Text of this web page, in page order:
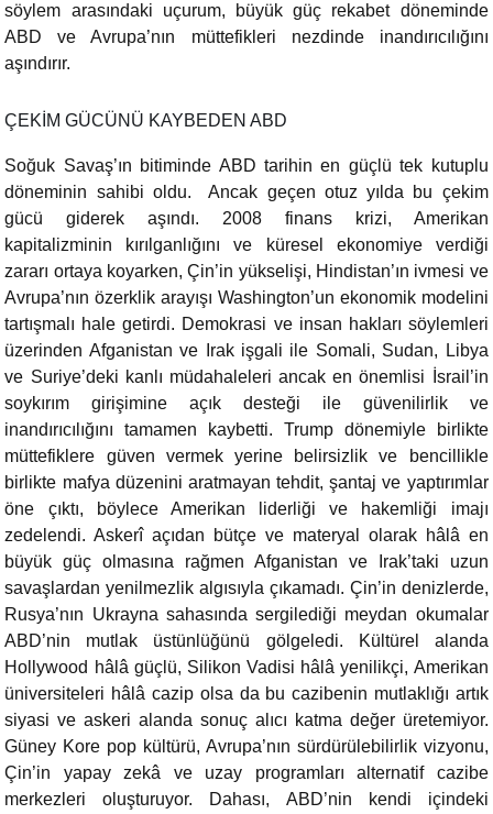
söylem arasındaki uçurum, büyük güç rekabet döneminde
ABD ve Avrupa’nın müttefikleri nezdinde inandırıcılığını
aşındırır.
ÇEKİM GÜCÜNÜ KAYBEDEN ABD
Soğuk Savaş’ın bitiminde ABD tarihin en güçlü tek kutuplu
döneminin sahibi oldu. Ancak geçen otuz yılda bu çekim
gücü giderek aşındı. 2008 finans krizi, Amerikan
kapitalizminin kırılganlığını ve küresel ekonomiye verdiği
zararı ortaya koyarken, Çin’in yükselişi, Hindistan’ın ivmesi ve
Avrupa’nın özerklik arayışı Washington’un ekonomik modelini
tartışmalı hale getirdi. Demokrasi ve insan hakları söylemleri
üzerinden Afganistan ve Irak işgali ile Somali, Sudan, Libya
ve Suriye’deki kanlı müdahaleleri ancak en önemlisi İsrail’in
soykırım girişimine açık desteği ile güvenilirlik ve
inandırıcılığını tamamen kaybetti. Trump dönemiyle birlikte
müttefiklere güven vermek yerine belirsizlik ve bencillikle
birlikte mafya düzenini aratmayan tehdit, şantaj ve yaptırımlar
öne çıktı, böylece Amerikan liderliği ve hakemliği imajı
zedelendi. Askerî açıdan bütçe ve materyal olarak hâlâ en
büyük güç olmasına rağmen Afganistan ve Irak’taki uzun
savaşlardan yenilmezlik algısıyla çıkamadı. Çin’in denizlerde,
Rusya’nın Ukrayna sahasında sergilediği meydan okumalar
ABD’nin mutlak üstünlüğünü gölgeledi. Kültürel alanda
Hollywood hâlâ güçlü, Silikon Vadisi hâlâ yenilikçi, Amerikan
üniversiteleri hâlâ cazip olsa da bu cazibenin mutlaklığı artık
siyasi ve askeri alanda sonuç alıcı katma değer üretemiyor.
Güney Kore pop kültürü, Avrupa’nın sürdürülebilirlik vizyonu,
Çin’in yapay zekâ ve uzay programları alternatif cazibe
merkezleri oluşturuyor. Dahası, ABD’nin kendi içindeki